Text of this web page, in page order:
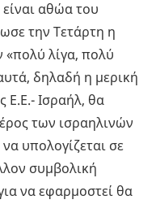
αθώα του
την Τετάρτη η
λίγα, πολύ
δηλαδή η μερική
Ε.Ε.- Ισραήλ, θα
των ισραηλινών
υπολογίζεται σε
συμβολική
να εφαρμοστεί θα